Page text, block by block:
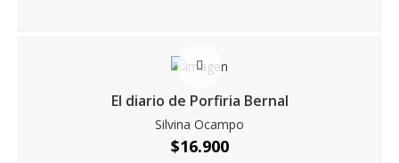
El diario de Porfiria Bernal
Silvina Ocampo
$16.900